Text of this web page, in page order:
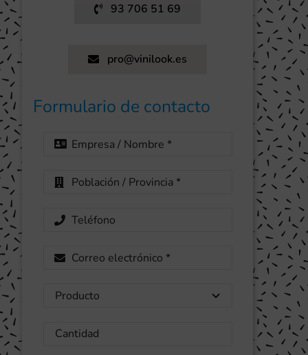
93 706 51 69
pro@vinilook.es
Formulario de contacto